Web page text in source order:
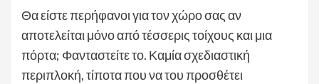
Θα είστε περήφανοι για τον χώρο σας αν
αποτελείται μόνο από τέσσερις τοίχους και μια
πόρτα; Φανταστείτε το. Καμία σχεδιαστική
περιπλοκή, τίποτα που να του προσθέτει